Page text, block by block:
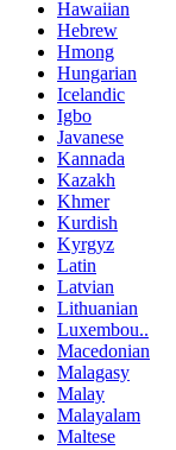
Hawaiian
Hebrew
Hmong
Hungarian
Icelandic
Igbo
Javanese
Kannada
Kazakh
Khmer
Kurdish
Kyrgyz
Latin
Latvian
Lithuanian
Luxembou..
Macedonian
Malagasy
Malay
Malayalam
Maltese